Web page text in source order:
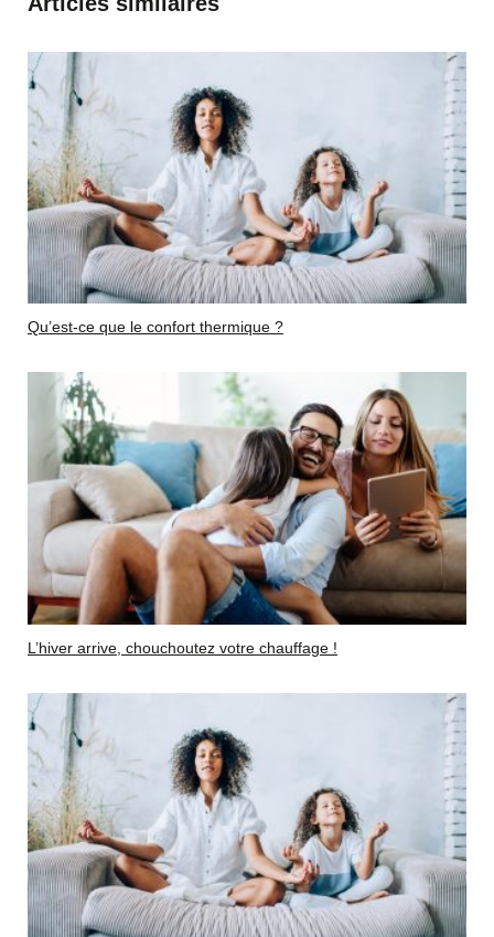
Qu’est-ce que le confort thermique ?
L’hiver arrive, chouchoutez votre chauffage !